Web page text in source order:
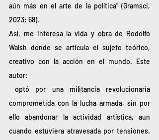
aún más en el arte de la política” (Gramsci,
2023: 68).
Así, me interesa la vida y obra de Rodolfo
Walsh donde se articula el sujeto teórico,
creativo con la acción en el mundo. Este
autor:
optó por una militancia revolucionaria
comprometida con la lucha armada, sin por
ello abandonar la actividad artística, aun
cuando estuviera atravesada por tensiones.